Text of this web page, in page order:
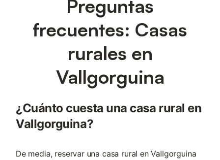
Preguntas
frecuentes: Casas
rurales en
Vallgorguina
¿Cuánto cuesta una casa rural en
Vallgorguina?
De media, reservar una casa rural en Vallgorguina